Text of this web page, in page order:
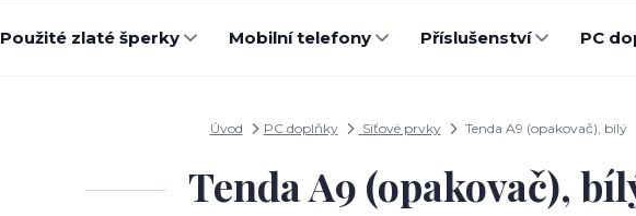
Použité zlaté šperky Mobilní telefony Příslušenství PC
Úvod PC doplňky Síťové prvky Tenda A9 (opakovač), bílý
Tenda A9 (opakovač),